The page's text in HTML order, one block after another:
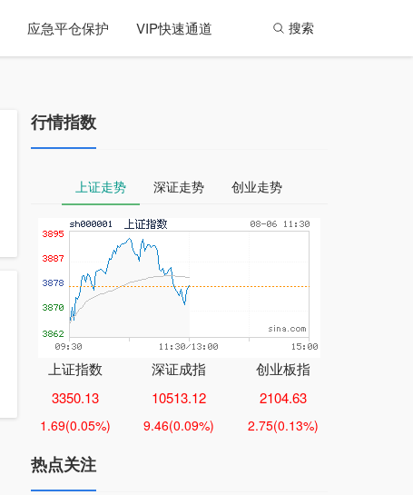
应急平仓保护 VIP快速通道 搜索
行情指数
上证走势 深证走势 创业走势
上证指数
3350.13
1.69(0.05%)
深证成指
10513.12
9.46(0.09%)
创业板指
2104.63
2.75(0.13%)
热点关注